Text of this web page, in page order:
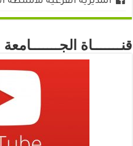
المديرية الفرعية للأنشطة
قنـــــــاة الجـــــــامعة